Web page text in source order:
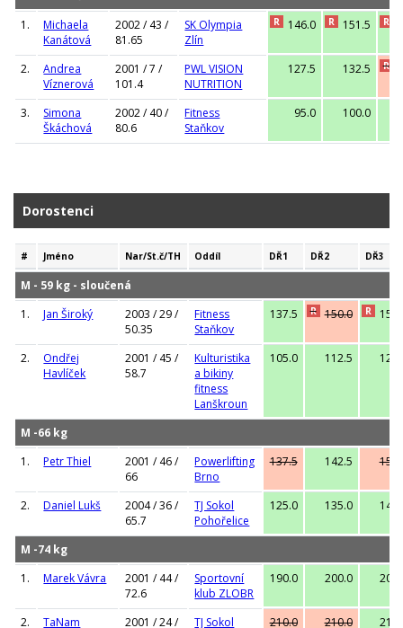
1.
Michaela
Kanátová
2002 / 43 /
81.65
SK Olympia
Zlín
R 146.0 R 151.5 R
2.
Andrea
Víznerová
2001 / 7 /
101.4
PWL VISION
NUTRITION
127.5 132.5 R
3.
Simona
Škáchová
2002 / 40 /
80.6
Fitness
Staňkov
95.0 100.0
Dorostenci
# Jméno Nar/St.č/TH Oddíl DŘ1 DŘ2 DŘ3
M - 59 kg - sloučená
1.
Jan Široký
2003 / 29 /
50.35
Fitness
Staňkov
137.5 R 150.0 R
2.
Ondřej
Havlíček
2001 / 45 /
58.7
Kulturistika
a bikiny
fitness
Lanškroun
105.0 112.5
M -66 kg
1.
Petr Thiel
2001 / 46 /
66
Powerlifting
Brno
137.5 142.5
2. Daniel Lukš
2004 / 36 /
65.7
TJ Sokol
Pohořelice
125.0 135.0
M -74 kg
1.
Marek Vávra
2001 / 44 /
72.6
Sportovní
klub ZLOBR
190.0 200.0
2.
TaNam
2001 / 24 /
TJ Sokol
210.0 210.0